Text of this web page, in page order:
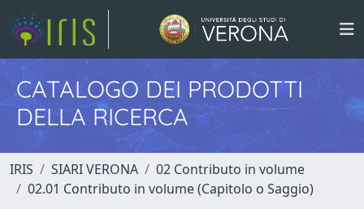
CATALOGO DEI PRODOTTI
DELLA RICERCA
IRIS SIARI VERONA
02 Contributo in volume
02.01 Contributo in volume (Capitolo o Saggio)